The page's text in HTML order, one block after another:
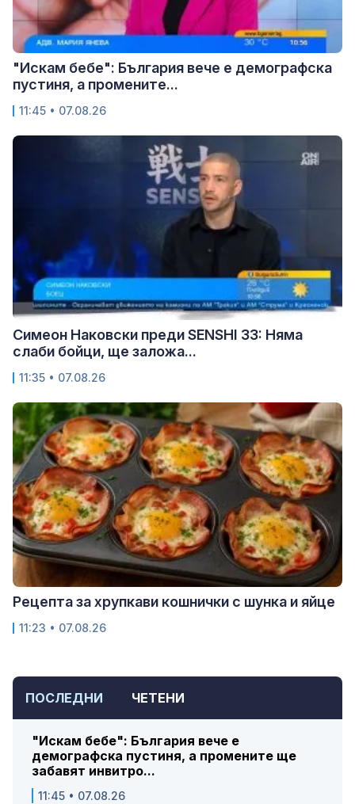
ПОСЛЕДНИ ЧЕТЕНИ
"Искам бебе": България вече е
демографска пустиня, а промените ще
забавят инвитро...
11:45 • 07.08.26
"Искам бебе": България вече е демографска
пустиня, а промените...
11:45 • 07.08.26
Симеон Наковски преди SENSHI 33: Няма
слаби бойци, ще заложа...
11:35 • 07.08.26
Рецепта за хрупкави кошнички с шунка и яйце
11:23 • 07.08.26